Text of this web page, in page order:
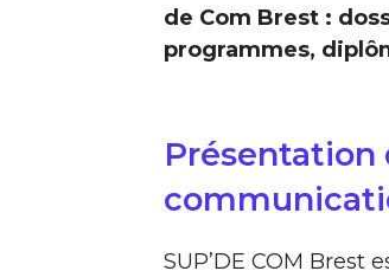
de Com Brest :
programmes,
Présentation
SUP’DE COM Brest